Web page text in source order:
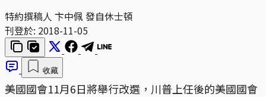
特約撰稿人 卞中佩 發自休士頓
刊登於: 2018-11-05
收藏
美國國會11月6日將舉行改選，川普上任後的美國國會